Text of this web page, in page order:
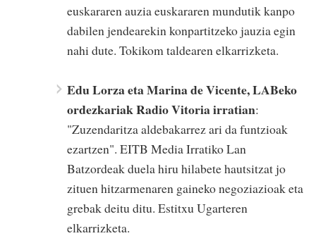
euskararen auzia euskararen mundutik kanpo
dabilen jendearekin konpartitzeko jauzia egin
nahi dute. Tokikom taldearen elkarrizketa.
Edu Lorza eta Marina de Vicente, LABeko
ordezkariak Radio Vitoria irratian:
"Zuzendaritza aldebakarrez ari da funtzioak
ezartzen". EITB Media Irratiko Lan
Batzordeak duela hiru hilabete hautsitzat jo
zituen hitzarmenaren gaineko negoziazioak eta
grebak deitu ditu. Estitxu Ugarteren
elkarrizketa.